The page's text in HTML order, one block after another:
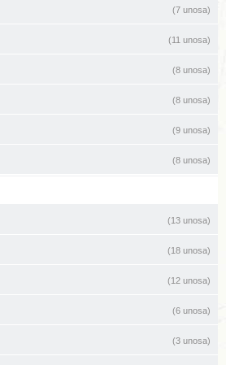
(7 unosa)
(11 unosa)
(8 unosa)
(8 unosa)
(9 unosa)
(8 unosa)
(13 unosa)
(18 unosa)
(12 unosa)
(6 unosa)
(3 unosa)